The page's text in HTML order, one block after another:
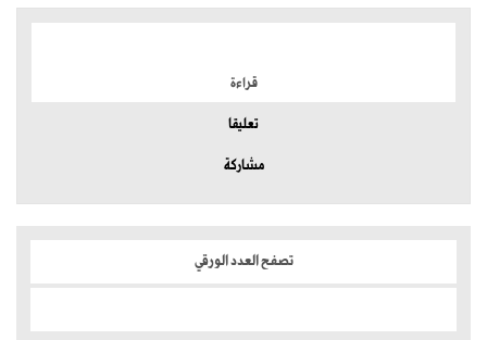
قراءة
تعليقا
مشاركة
تصفح العدد الورقي